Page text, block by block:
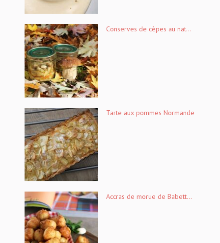
Conserves de cèpes au nat...
Tarte aux pommes Normande
Accras de morue de Babett...